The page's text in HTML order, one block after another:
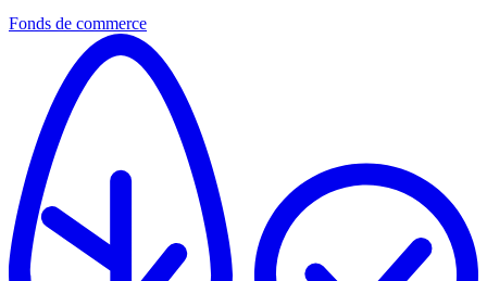
Fonds de commerce